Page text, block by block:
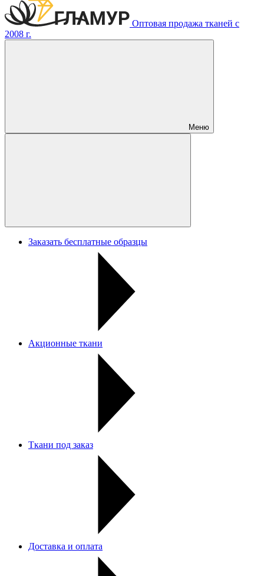
Оптовая продажа тканей с
2008 г.
Меню
Заказать бесплатные образцы
Акционные ткани
Ткани под заказ
Доставка и оплата